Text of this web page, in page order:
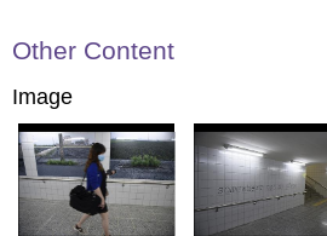
Other Content
Image